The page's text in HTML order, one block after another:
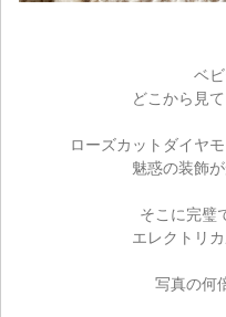
ベ
どこから見
ローズカットダイヤ
魅惑の装飾
そこに完璧
エレクトリ
写真の何
ご
カ